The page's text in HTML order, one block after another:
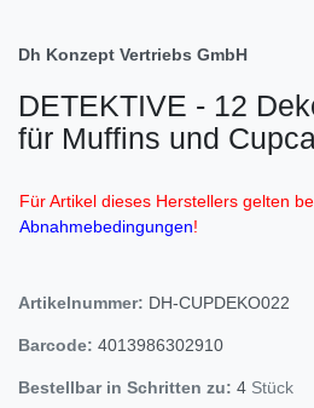
Dh Konzept Vertriebs GmbH
DETEKTIVE - 12
für Muffins und
Für Artikel dieses Herstellers gelten
Abnahmebedingungen!
Artikelnummer: DH-CUPDEKO022
Barcode: 4013986302910
Bestellbar in Schritten zu: 4 Stück